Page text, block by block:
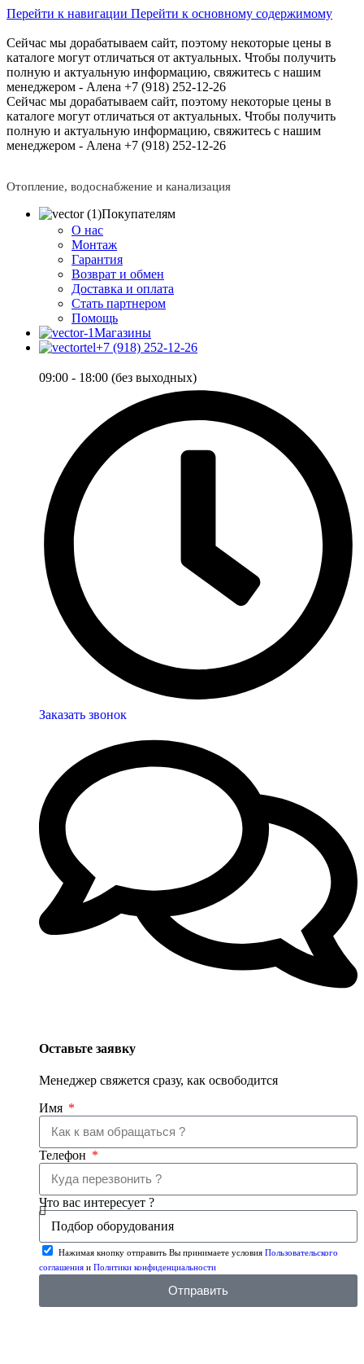
Перейти к навигации Перейти к основному содержимому
Сейчас мы дорабатываем сайт, поэтому некоторые цены в
каталоге могут отличаться от актуальных. Чтобы получить
полную и актуальную информацию, свяжитесь с нашим
менеджером - Алена +7 (918) 252-12-26
Сейчас мы дорабатываем сайт, поэтому некоторые цены в
каталоге могут отличаться от актуальных. Чтобы получить
полную и актуальную информацию, свяжитесь с нашим
менеджером - Алена +7 (918) 252-12-26
Отопление, водоснабжение и канализация
Покупателям
О нас
Монтаж
Гарантия
Возврат и обмен
Доставка и оплата
Стать партнером
Помощь
Магазины
+7 (918) 252-12-26
09:00 - 18:00 (без выходных)
Заказать звонок
Оставьте заявку
Менеджер свяжется сразу, как освободится
Имя
Телефон
Что вас интересует ?
Нажимая кнопку отправить Вы принимаете условия Пользовательского
соглашения и Политики конфиденциальности
Отправить